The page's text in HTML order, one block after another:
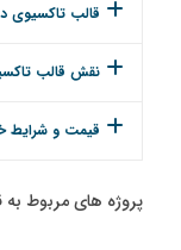
قالب تاکسیوی
نقش قالب
قیمت و شرایط
پروژه های مربوط